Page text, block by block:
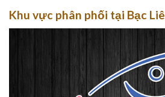
Khu vực phân phối tại Bạc